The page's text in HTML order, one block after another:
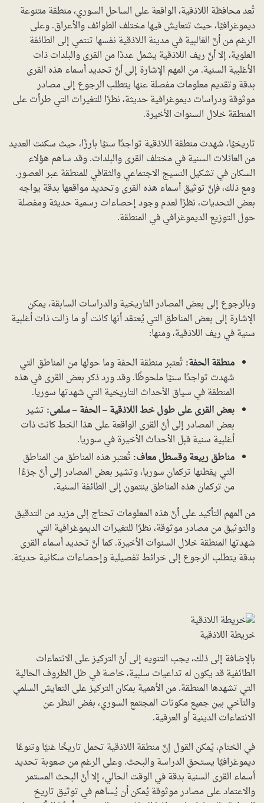
تُعد محافظة اللاذقية، الواقعة على الساحل السوري، منطقة متنوعة
ديموغرافيًا، حيث تتعايش فيها مختلف الطوائف والأعراق. وعلى
الرغم من أنَّ الغالبية في مدينة اللاذقية نفسها تنتمي إلى الطائفة
العلوية، إلا أنَّ ريف اللاذقية يشمل عددًا من القرى والبلدات ذات
الأغلبية السنية. من المهم الإشارة إلى أنَّ تحديد أسماء هذه القرى
بدقة وتقديم معلومات مفصلة عنها يتطلب الرجوع إلى مصادر
موثوقة ودراسات ديموغرافية حديثة، نظرًا للتغيرات التي طرأت على
المنطقة خلال السنوات الأخيرة.
تاريخيًا، شهدت منطقة اللاذقية تواجدًا سنيًا بارزًا، حيث سكنت العديد
من العائلات السنية في مختلف القرى والبلدات. وقد ساهم هؤلاء
السكان في تشكيل النسيج الاجتماعي والثقافي للمنطقة عبر العصور.
ومع ذلك، فإنَّ توثيق أسماء هذه القرى وتحديد مواقعها بدقة يواجه
بعض التحديات، نظرًا لعدم وجود إحصاءات رسمية حديثة ومفصلة
حول التوزيع الديموغرافي في المنطقة.
وبالرجوع إلى بعض المصادر التاريخية والدراسات السابقة، يمكن
الإشارة إلى بعض المناطق التي يُعتقد أنها كانت أو ما زالت ذات أغلبية
سنية في ريف اللاذقية، ومنها:
منطقة الحفة: تُعتبر منطقة الحفة وما حولها من المناطق التي
شهدت تواجدًا سنيًا ملحوظًا. وقد ورد ذكر بعض القرى في هذه
المنطقة في سياق الأحداث التاريخية التي شهدتها سوريا.
بعض القرى على طول خط اللاذقية – الحفة – سلمى: تشير
بعض المصادر إلى أنَّ القرى الواقعة على هذا الخط كانت ذات
أغلبية سنية قبل الأحداث الأخيرة في سوريا.
مناطق ربيعة وقسطل معاف: تُعتبر هذه المناطق من المناطق
التي يقطنها تركمان سوريا، وتشير بعض المصادر إلى أنَّ جزءًا
من تركمان هذه المناطق ينتمون إلى الطائفة السنية.
من المهم التأكيد على أنَّ هذه المعلومات تحتاج إلى مزيد من التدقيق
والتوثيق من مصادر موثوقة، نظرًا للتغيرات الديموغرافية التي
شهدتها المنطقة خلال السنوات الأخيرة. كما أنَّ تحديد أسماء القرى
بدقة يتطلب الرجوع إلى خرائط تفصيلية وإحصاءات سكانية حديثة.
خريطة اللاذقية
بالإضافة إلى ذلك، يجب التنويه إلى أنَّ التركيز على الانتماءات
الطائفية قد يكون له تداعيات سلبية، خاصة في ظل الظروف الحالية
التي تشهدها المنطقة. من الأهمية بمكان التركيز على التعايش السلمي
والتآخي بين جميع مكونات المجتمع السوري، بغض النظر عن
الانتماءات الدينية أو العرقية.
في الختام، يُمكن القول إنَّ منطقة اللاذقية تحمل تاريخًا غنيًا وتنوعًا
ديموغرافيًا يستحق الدراسة والبحث. وعلى الرغم من صعوبة تحديد
أسماء القرى السنية بدقة في الوقت الحالي، إلا أنَّ البحث المستمر
والاعتماد على مصادر موثوقة يُمكن أن يُساهم في توثيق تاريخ